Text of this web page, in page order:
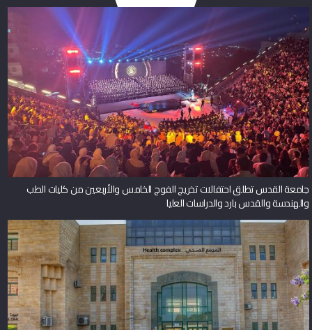
جامعة القدس تطلق احتفالات تخريج الفوج الخامس والأربعين من كليات الطب
والهندسة والقدس بارد والدراسات العليا